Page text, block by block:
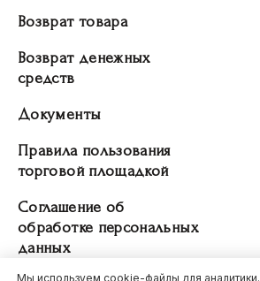
Возврат товара
Возврат денежных
средств
Документы
Правила пользования
торговой площадкой
Соглашение об
обработке персональных
данных
Мы используем cookie-файлы для аналитики.